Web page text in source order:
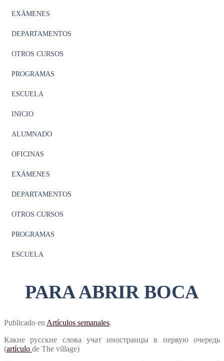
EXÁMENES
DEPARTAMENTOS
OTROS CURSOS
PROGRAMAS
ESCUELA
INICIO
ALUMNADO
OFICINAS
EXÁMENES
DEPARTAMENTOS
OTROS CURSOS
PROGRAMAS
ESCUELA
PARA ABRIR BOCA
Publicado en Artículos semanales.
Какие русские слова учат иностранцы в первую очередь
(artículo de The village)